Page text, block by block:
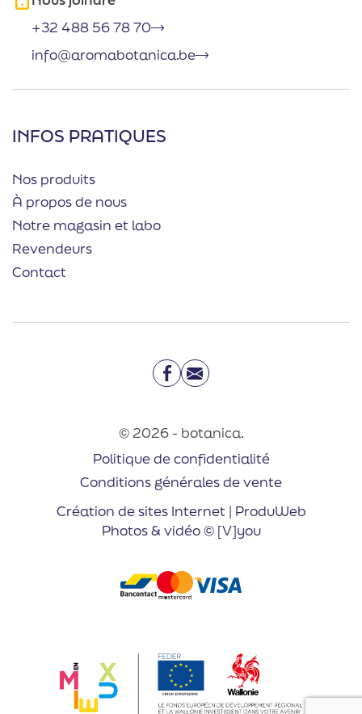
+32 488 56 78 70
info@aromabotanica.be
INFOS PRATIQUES
Nos produits
À propos de nous
Notre magasin et labo
Revendeurs
Contact
Facebook
Email
© 2026 - botanica.
Politique de confidentialité
Conditions générales de vente
Création de sites Internet | ProduWeb
Photos & vidéo © [V]you